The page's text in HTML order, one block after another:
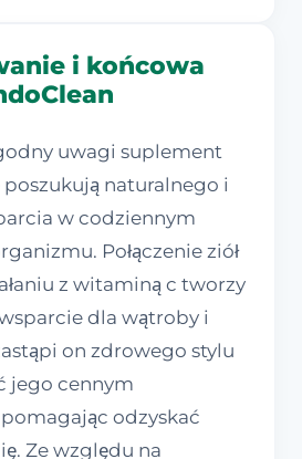
i końcowa
uwagi suplement
naturalnego i
w codziennym
Połączenie ziół
z witaminą c tworzy
dla wątroby i
on zdrowego stylu
jego cennym
odzyskać
Ze względu na